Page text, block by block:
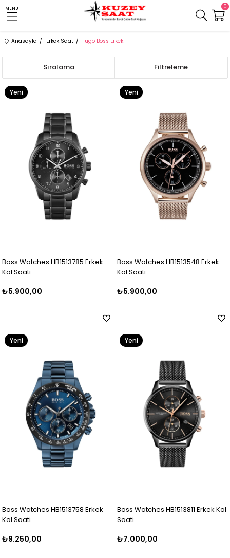
MENU 0
Anasayfa Erkek Saat Hugo Boss Erkek
Filtreleme
Sıralama
Boss Watches HB1513785 Erkek
Kol Saati
₺5.900,00
Yeni
Boss Watches HB1513548 Erkek
Kol Saati
₺5.900,00
Yeni
Boss Watches HB1513758 Erkek
Kol Saati
₺9.250,00
Yeni
Boss Watches HB1513811 Erkek Kol
Saati
₺7.000,00
Yeni